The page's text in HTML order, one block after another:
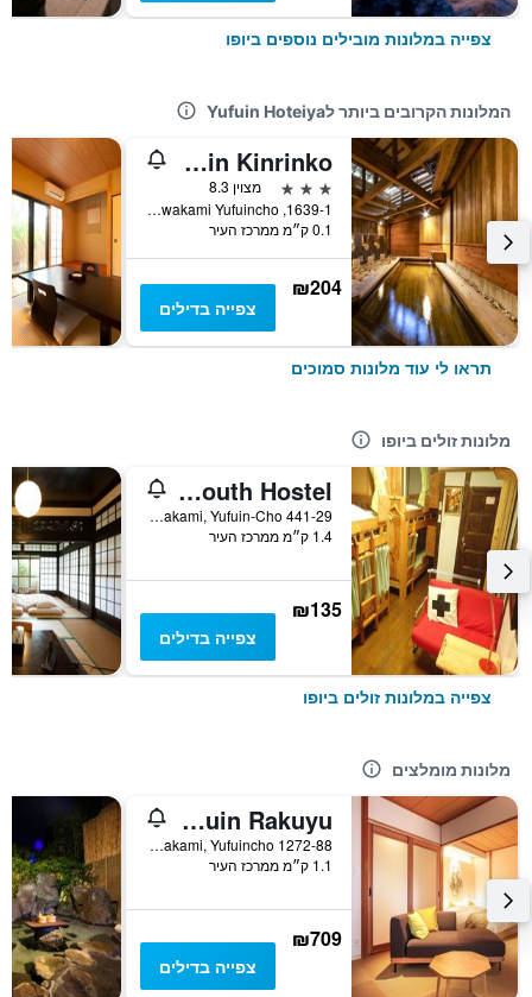
צפייה במלונות מובילים נוספים ביופו
המלונות הקרובים ביותר לYufuin Hoteiya
Etavia Yufuin Kinrinko
3 כוכבים
מצוין 8.3
1639-1, Kawakami Yufuincho, יופו, יפן
0.1 ק״מ ממרכז העיר
₪204
צפייה בדילים
תראו לי עוד מלונות סמוכים
מלונות זולים ביופו
Yufuin Country Road Youth Hostel
441-29 Kawakami, Yufuin-Cho, יופו, יפן
1.4 ק״מ ממרכז העיר
₪135
צפייה בדילים
צפייה במלונות זולים ביופו
מלונות מומלצים
Yufuin Rakuyu
1272-88 Kawakami, Yufuincho, יופו, יפן
1.1 ק״מ ממרכז העיר
₪709
צפייה בדילים